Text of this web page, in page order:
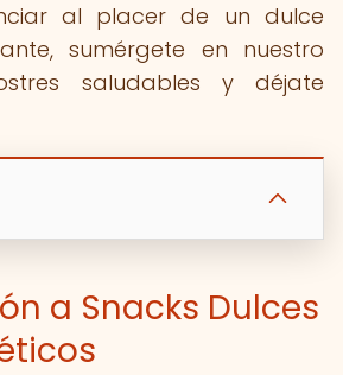
al placer de un dulce
sumérgete en nuestro
saludables y déjate
a Snacks Dulces